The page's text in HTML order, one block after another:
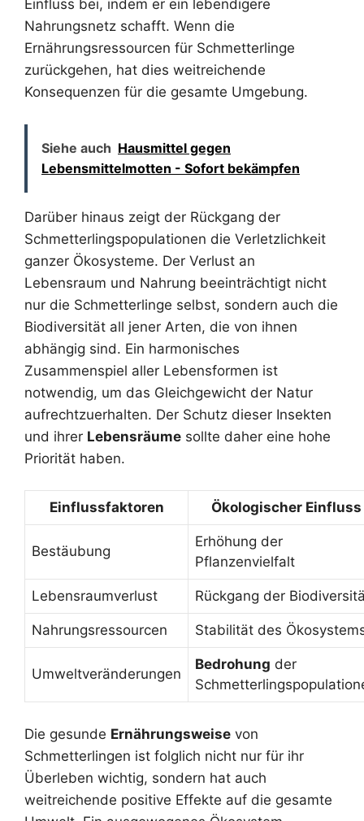
Einfluss bei, indem er ein lebendigere
Nahrungsnetz schafft. Wenn die
Ernährungsressourcen für Schmetterlinge
zurückgehen, hat dies weitreichende
Konsequenzen für die gesamte Umgebung.
Siehe auch Hausmittel gegen
Lebensmittelmotten - Sofort bekämpfen
Darüber hinaus zeigt der Rückgang der
Schmetterlingspopulationen die Verletzlichkeit
ganzer Ökosysteme. Der Verlust an
Lebensraum und Nahrung beeinträchtigt nicht
nur die Schmetterlinge selbst, sondern auch die
Biodiversität all jener Arten, die von ihnen
abhängig sind. Ein harmonisches
Zusammenspiel aller Lebensformen ist
notwendig, um das Gleichgewicht der Natur
aufrechtzuerhalten. Der Schutz dieser Insekten
und ihrer Lebensräume sollte daher eine hohe
Priorität haben.
Einflussfaktoren Ökologischer Einfluss
Bestäubung
Erhöhung der
Pflanzenvielfalt
Lebensraumverlust Rückgang der
Nahrungsressourcen Stabilität des
Umweltveränderungen
Bedrohung der
Die gesunde Ernährungsweise von
Schmetterlingen ist folglich nicht nur für ihr
Überleben wichtig, sondern hat auch
weitreichende positive Effekte auf die gesamte